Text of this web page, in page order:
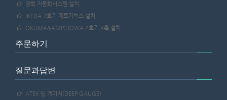
광학 자동화시스템 설치
IKEDA 7호기 제로키박스 설치
OKUMA&AMP;HOWA 2호기 X축 설치
주문하기
질문과답변
ATEK 딥 게이지(DEEP GAUGE)